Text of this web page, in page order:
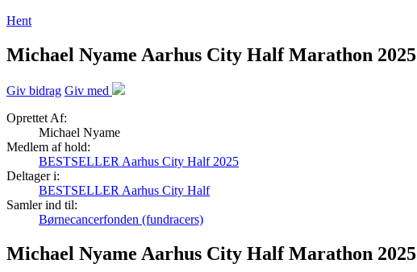
Hent
Michael Nyame Aarhus City Half Marathon 2025
Giv bidrag Giv med
Oprettet Af:
Michael Nyame
Medlem af hold:
BESTSELLER Aarhus City Half 2025
Deltager i:
BESTSELLER Aarhus City Half
Samler ind til:
Børnecancerfonden (fundracers)
Michael Nyame Aarhus City Half Marathon 2025